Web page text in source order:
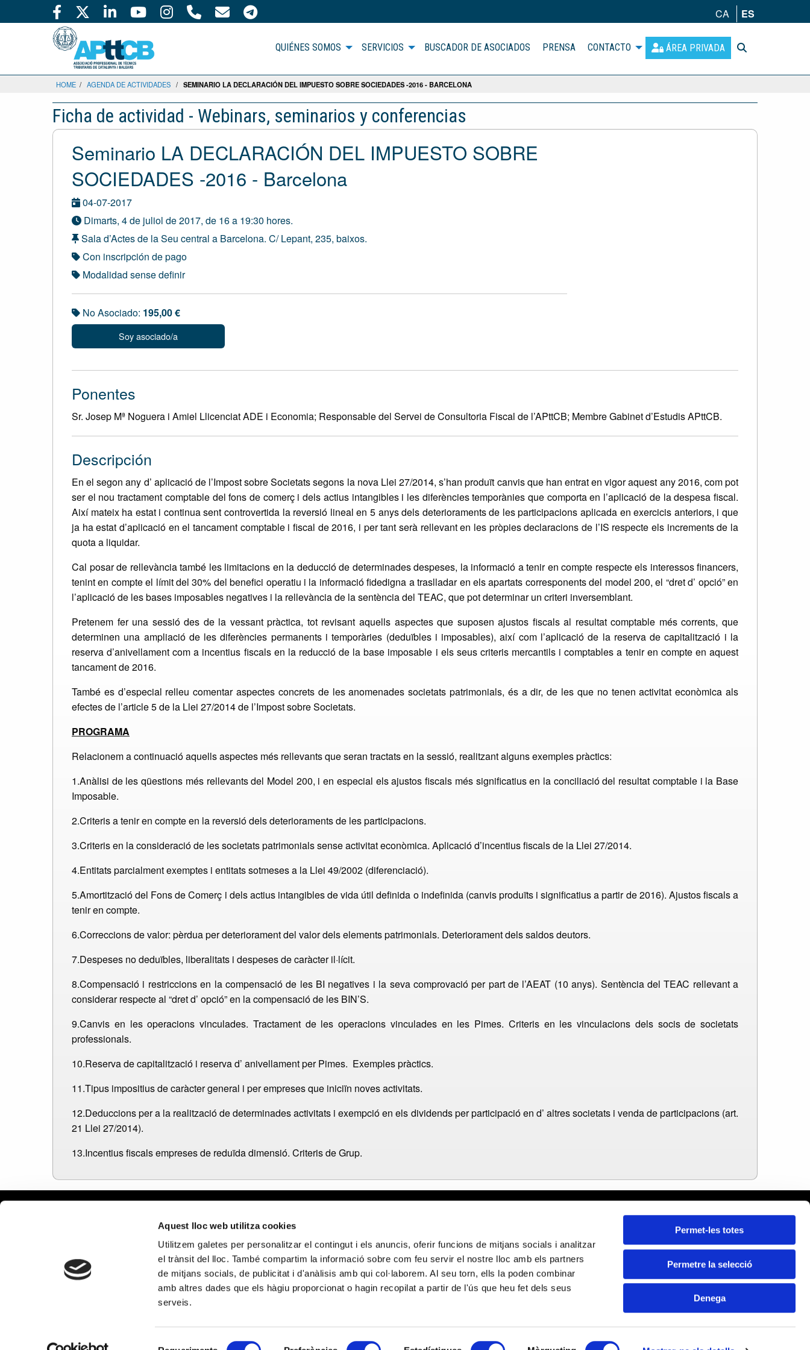
Aquest lloc web utilitza cookies
Utilitzem galetes per personalitzar el contingut i els anuncis, oferir funcions de mitjans socials i analitzar
el trànsit del lloc. També compartim la informació sobre com feu servir el nostre lloc amb els partners
de mitjans socials, de publicitat i d'anàlisis amb qui col·laborem. Al seu torn, ells la poden combinar
amb altres dades que els hàgiu proporcionat o hagin recopilat a partir de l'ús que heu fet dels seus
serveis.
Permet-les totes
Permetre la selecció
Denega
CA ES
QUIÉNES SOMOS SERVICIOS BUSCADOR DE ASOCIADOS PRENSA CONTACTO ÁREA PRIVADA
HOME / AGENDA DE ACTIVIDADES / SEMINARIO LA DECLARACIÓN DEL IMPUESTO SOBRE SOCIEDADES -2016 - BARCELONA
Ficha de actividad - Webinars, seminarios y conferencias
Seminario LA DECLARACIÓN DEL IMPUESTO SOBRE
SOCIEDADES -2016 - Barcelona
04-07-2017
Dimarts, 4 de juliol de 2017, de 16 a 19:30 hores.
Sala d’Actes de la Seu central a Barcelona. C/ Lepant, 235, baixos.
Con inscripción de pago
Modalidad sense definir
No Asociado: 195,00 €
Soy asociado/a
Ponentes
Sr. Josep Mª Noguera i Amiel Llicenciat ADE i Economia; Responsable del Servei de Consultoria Fiscal de l’APttCB; Membre Gabinet d’Estudis APttCB.
Descripción
En el segon any d’ aplicació de l’Impost sobre Societats segons la nova Llei 27/2014, s’han produït canvis que han entrat en vigor aquest any 2016, com pot
ser el nou tractament comptable del fons de comerç i dels actius intangibles i les diferències temporànies que comporta en l’aplicació de la despesa fiscal.
Així mateix ha estat i continua sent controvertida la reversió lineal en 5 anys dels deterioraments de les participacions aplicada en exercicis anteriors, i que
ja ha estat d’aplicació en el tancament comptable i fiscal de 2016, i per tant serà rellevant en les pròpies declaracions de l’IS respecte els increments de la
quota a liquidar.
Cal posar de rellevància també les limitacions en la deducció de determinades despeses, la informació a tenir en compte respecte els interessos financers,
tenint en compte el límit del 30% del benefici operatiu i la informació fidedigna a traslladar en els apartats corresponents del model 200, el “dret d’ opció” en
l’aplicació de les bases imposables negatives i la rellevància de la sentència del TEAC, que pot determinar un criteri inversemblant.
Pretenem fer una sessió des de la vessant pràctica, tot revisant aquells aspectes que suposen ajustos fiscals al resultat comptable més corrents, que
determinen una ampliació de les diferències permanents i temporàries (deduïbles i imposables), així com l’aplicació de la reserva de capitalització i la
reserva d’anivellament com a incentius fiscals en la reducció de la base imposable i els seus criteris mercantils i comptables a tenir en compte en aquest
tancament de 2016.
També es d’especial relleu comentar aspectes concrets de les anomenades societats patrimonials, és a dir, de les que no tenen activitat econòmica als
efectes de l’article 5 de la Llei 27/2014 de l’Impost sobre Societats.
PROGRAMA
Relacionem a continuació aquells aspectes més rellevants que seran tractats en la sessió, realitzant alguns exemples pràctics:
1.Anàlisi de les qüestions més rellevants del Model 200, i en especial els ajustos fiscals més significatius en la conciliació del resultat comptable i la Base
Imposable.
2.Criteris a tenir en compte en la reversió dels deterioraments de les participacions.
3.Criteris en la consideració de les societats patrimonials sense activitat econòmica. Aplicació d’incentius fiscals de la Llei 27/2014.
4.Entitats parcialment exemptes i entitats sotmeses a la Llei 49/2002 (diferenciació).
5.Amortització del Fons de Comerç i dels actius intangibles de vida útil definida o indefinida (canvis produïts i significatius a partir de 2016). Ajustos fiscals a
tenir en compte.
6.Correccions de valor: pèrdua per deteriorament del valor dels elements patrimonials. Deteriorament dels saldos deutors.
7.Despeses no deduïbles, liberalitats i despeses de caràcter il·lícit.
8.Compensació i restriccions en la compensació de les BI negatives i la seva comprovació per part de l’AEAT (10 anys). Sentència del TEAC rellevant a
considerar respecte al “dret d’ opció” en la compensació de les BIN’S.
9.Canvis en les operacions vinculades. Tractament de les operacions vinculades en les Pimes. Criteris en les vinculacions dels socis de societats
professionals.
10.Reserva de capitalització i reserva d’ anivellament per Pimes. Exemples pràctics.
11.Tipus impositius de caràcter general i per empreses que iniciïn noves activitats.
12.Deduccions per a la realització de determinades activitats i exempció en els dividends per participació en d’ altres societats i venda de participacions (art.
21 Llei 27/2014).
13.Incentius fiscals empreses de reduïda dimensió. Criteris de Grup.
Política de privacidad
Política de cookies
Política de privacidad
en redes sociales
Delegación Lleida
Delegación Girona
Delegación Tarragona
PROGRAMA KIT DIGITAL COFINANCIADO POR LOS FONDOS NEXT GENERATION (EU) DEL MECANISMO DE RECUPERACIÓN Y RESILENCIA